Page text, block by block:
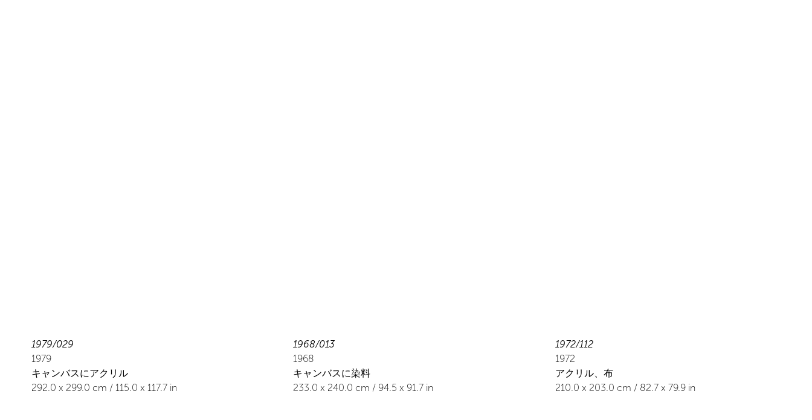
1979/029
1979
キャンバスにアクリル
292.0 x 299.0 cm / 115.0 x 117.7 in
1968/013
1968
キャンバスに染料
233.0 x 240.0 cm / 94.5 x 91.7 in
1972/112
1972
アクリル、布
210.0 x 203.0 cm / 82.7x 79.9in